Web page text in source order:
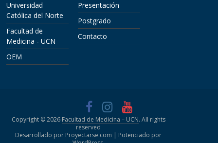
Universidad
Católica del Norte
Facultad de
Medicina - UCN
OEM
Presentación
Postgrado
Contacto
Copyright © 2026 Facultad de Medicina – UCN. All rights
reserved
Desarrollado por Proyectarse.com | Potenciado por